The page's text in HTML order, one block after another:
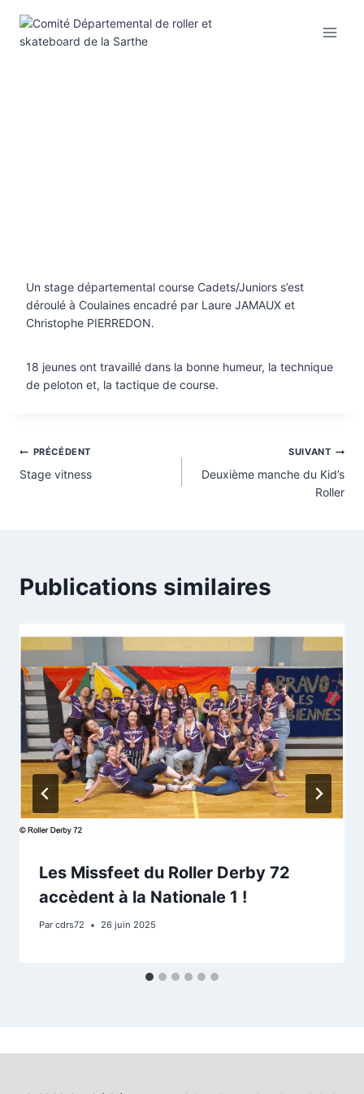
contenu
Un stage départemental course Cadets/Juniors s’est
déroulé à Coulaines encadré par Laure JAMAUX et
Christophe PIERREDON.
18 jeunes ont travaillé dans la bonne humeur, la technique
de peloton et, la tactique de course.
Navigation
PRÉCÉDENT
Stage vitness
SUIVANT
Deuxième manche du Kid’s
Roller
Publications similaires
Les Missfeet du Roller Derby 72
accèdent à la Nationale 1 !
Par cdrs72 26 juin 2025